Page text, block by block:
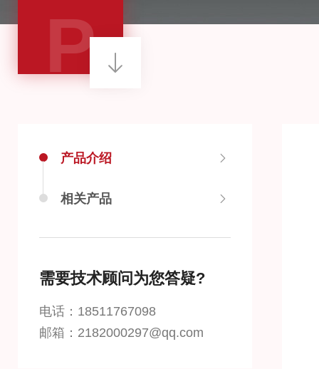
P
产品介绍
相关产品
需要技术顾问为您答疑?
电话：18511767098
邮箱：2182000297@qq.com